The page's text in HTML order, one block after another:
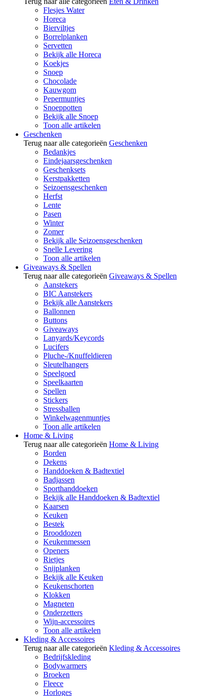
Flesjes Water
Horeca
Bierviltjes
Borrelplanken
Servetten
Bekijk alle Horeca
Koekjes
Snoep
Chocolade
Kauwgom
Pepermuntjes
Snoeppotten
Bekijk alle Snoep
Toon alle artikelen
Geschenken
Terug naar alle categorieën Geschenken
Bedankjes
Eindejaarsgeschenken
Geschenksets
Kerstpakketten
Seizoensgeschenken
Herfst
Lente
Pasen
Winter
Zomer
Bekijk alle Seizoensgeschenken
Snelle Levering
Toon alle artikelen
Giveaways & Spellen
Terug naar alle categorieën Giveaways & Spellen
Aanstekers
BIC Aanstekers
Bekijk alle Aanstekers
Ballonnen
Buttons
Giveaways
Lanyards/Keycords
Lucifers
Pluche-/Knuffeldieren
Sleutelhangers
Speelgoed
Speelkaarten
Spellen
Stickers
Stressballen
Winkelwagenmuntjes
Toon alle artikelen
Home & Living
Terug naar alle categorieën Home & Living
Borden
Dekens
Handdoeken & Badtextiel
Badjassen
Sporthanddoeken
Bekijk alle Handdoeken & Badtextiel
Kaarsen
Keuken
Bestek
Brooddozen
Keukenmessen
Openers
Rietjes
Snijplanken
Bekijk alle Keuken
Keukenschorten
Klokken
Magneten
Onderzetters
Wijn-accessoires
Toon alle artikelen
Kleding & Accessoires
Terug naar alle categorieën Kleding & Accessoires
Bedrijfskleding
Bodywarmers
Broeken
Fleece
Horloges